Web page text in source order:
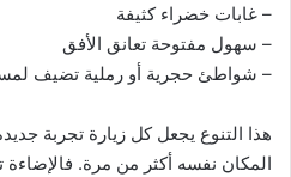
– غابات خضراء كثيفة
– سهول مفتوحة تعانق الأفق
– شواطئ حجرية أو رملية تضيف
هذا التنوع يجعل كل زيارة تجربة
المكان نفسه أكثر من مرة. فالإضاءة